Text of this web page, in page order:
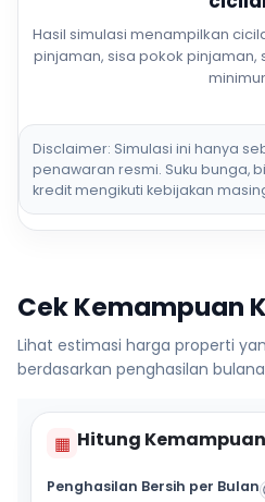
Hasil simulasi menampilkan
pinjaman, sisa pokok
Disclaimer: Simulasi ini hanya
penawaran resmi. Suku bunga,
kredit mengikuti kebijakan
Cek Kemampuan
Lihat estimasi harga properti
berdasarkan penghasilan
▦ Hitung Kemampuan
Penghasilan Bersih per Bulan